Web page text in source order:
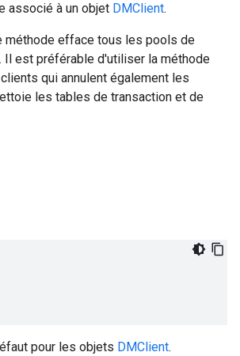
associé à un objet DMClient.
méthode efface tous les pools de
Il est préférable d'utiliser la méthode
qui annulent également les
les tables de transaction et de
pour les objets DMClient.